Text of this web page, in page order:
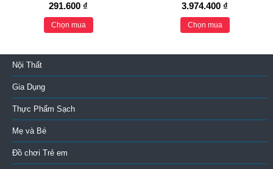
291.600 ₫
Chọn mua
3.974.400 ₫
Chọn mua
Nội Thất
Gia Dụng
Thực Phẩm Sạch
Mẹ và Bé
Đồ chơi Trẻ em